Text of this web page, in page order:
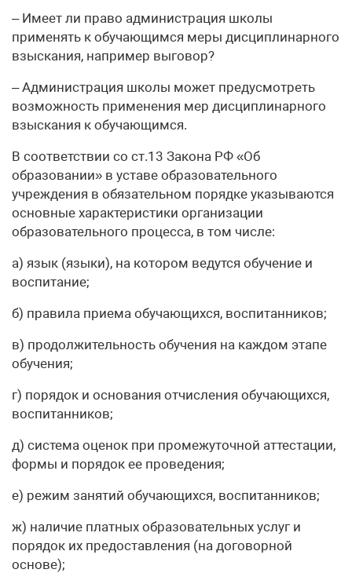
– Имеет ли право администрация школы
применять к обучающимся меры дисциплинарного
взыскания, например выговор?
– Администрация школы может предусмотреть
возможность применения мер дисциплинарного
взыскания к обучающимся.
В соответствии со ст.13 Закона РФ «Об
образовании» в уставе образовательного
учреждения в обязательном порядке указываются
основные характеристики организации
образовательного процесса, в том числе:
а) язык (языки), на котором ведутся обучение и
воспитание;
б) правила приема обучающихся, воспитанников;
в) продолжительность обучения на каждом этапе
обучения;
г) порядок и основания отчисления обучающихся,
воспитанников;
д) система оценок при промежуточной аттестации,
формы и порядок ее проведения;
е) режим занятий обучающихся, воспитанников;
ж) наличие платных образовательных услуг и
порядок их предоставления (на договорной
основе);